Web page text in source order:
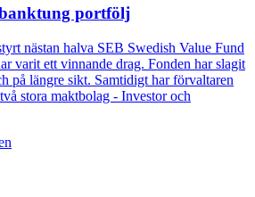
portfölj
nästan halva SEB Swedish Value Fund
varit ett vinnande drag. Fonden har slagit
på längre sikt. Samtidigt har förvaltaren
stora maktbolag - Investor och